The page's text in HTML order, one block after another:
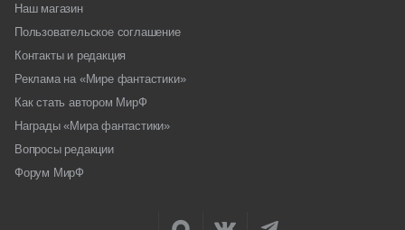
Наш магазин
Пользовательское соглашение
Контакты и редакция
Реклама на «Мире фантастики»
Как стать автором МирФ
Награды «Мира фантастики»
Вопросы редакции
Форум МирФ